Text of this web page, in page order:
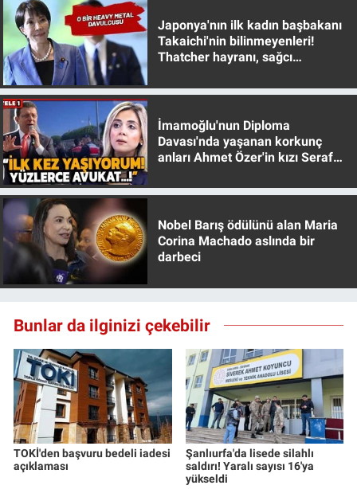
Japonya'nın ilk kadın başbakanı
Takaichi'nin bilinmeyenleri!
Thatcher hayranı, sağcı
İmamoğlu'nun Diploma
Davası'nda yaşanan korkunç
anları Ahmet Özer'in kızı Seraf
Nobel Barış ödülünü alan Maria
Corina Machado aslında bir
darbeci
Bunlar da ilginizi çekebilir
TOKİ'den başvuru bedeli iadesi
açıklaması
Şanlıurfa'da lisede silahlı
saldırı! Yaralı sayısı 16'ya
yükseldi